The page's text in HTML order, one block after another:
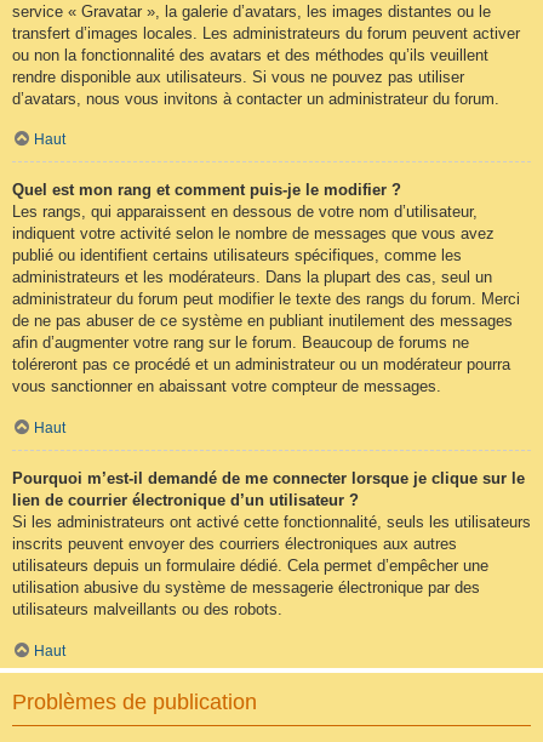
service « Gravatar », la galerie d’avatars, les images distantes ou le
transfert d’images locales. Les administrateurs du forum peuvent activer
ou non la fonctionnalité des avatars et des méthodes qu’ils veuillent
rendre disponible aux utilisateurs. Si vous ne pouvez pas utiliser
d’avatars, nous vous invitons à contacter un administrateur du forum.
Haut
Quel est mon rang et comment puis-je le modifier ?
Les rangs, qui apparaissent en dessous de votre nom d’utilisateur,
indiquent votre activité selon le nombre de messages que vous avez
publié ou identifient certains utilisateurs spécifiques, comme les
administrateurs et les modérateurs. Dans la plupart des cas, seul un
administrateur du forum peut modifier le texte des rangs du forum. Merci
de ne pas abuser de ce système en publiant inutilement des messages
afin d’augmenter votre rang sur le forum. Beaucoup de forums ne
toléreront pas ce procédé et un administrateur ou un modérateur pourra
vous sanctionner en abaissant votre compteur de messages.
Haut
Pourquoi m’est-il demandé de me connecter lorsque je clique sur le
lien de courrier électronique d’un utilisateur ?
Si les administrateurs ont activé cette fonctionnalité, seuls les utilisateurs
inscrits peuvent envoyer des courriers électroniques aux autres
utilisateurs depuis un formulaire dédié. Cela permet d’empêcher une
utilisation abusive du système de messagerie électronique par des
utilisateurs malveillants ou des robots.
Haut
Problèmes de publication